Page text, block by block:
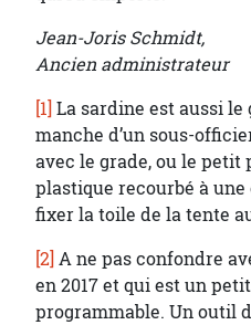
Jean-Joris Schmidt,
Ancien administrateur
[1] La sardine est aussi
manche d’un sous-
avec le grade, ou le petit
plastique recourbé à
fixer la toile de la tente
[2] A ne pas confondre
en 2017 et qui est un
programmable. Un outil